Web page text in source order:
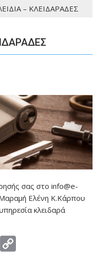
– ΚΛΕΙΔΑΡΑΔΕΣ
σας στο info@e-
Ελένη Κ.Κάρπου
κλειδαρά
G